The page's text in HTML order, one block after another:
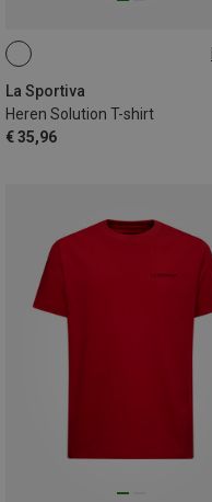
La Sportiva
Heren Solution T-shirt
€ 35,96
XL